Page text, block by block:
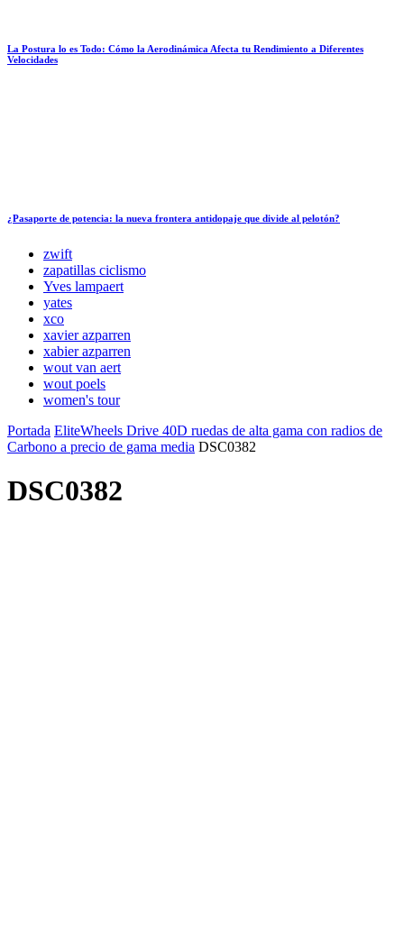
La Postura lo es Todo: Cómo la Aerodinámica Afecta tu Rendimiento a Diferentes
Velocidades
¿Pasaporte de potencia: la nueva frontera antidopaje que divide al pelotón?
zwift
zapatillas ciclismo
Yves lampaert
yates
xco
xavier azparren
xabier azparren
wout van aert
wout poels
women's tour
Portada EliteWheels Drive 40D ruedas de alta gama con radios de
Carbono a precio de gama media DSC0382
DSC0382